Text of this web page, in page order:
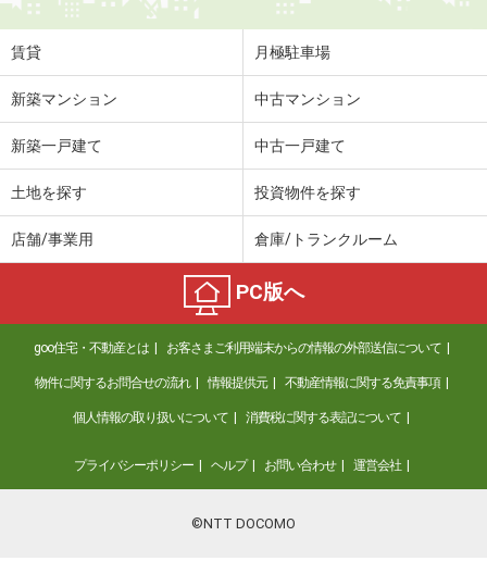
賃貸 月極駐車場
新築マンション 中古マンション
新築一戸建て 中古一戸建て
土地を探す 投資物件を探す
店舗/事業用 倉庫/トランクルーム
PC版へ
goo住宅・不動産とは お客さまご利用端末からの情報の外部送信について
物件に関するお問合せの流れ 情報提供元 不動産情報に関する免責事項
個人情報の取り扱いについて 消費税に関する表記について
プライバシーポリシー ヘルプ お問い合わせ 運営会社
©NTT DOCOMO